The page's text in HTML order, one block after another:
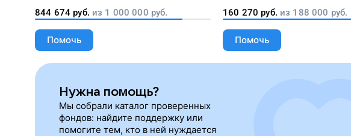
лекарства, корм и предметы первой
необходимости
844 674 руб. из 1 000 000 руб.
Помочь
160 270 руб. из 188 000 руб.
Помочь
Нужна помощь?
Мы собрали каталог проверенных
фондов: найдите поддержку или
помогите тем, кто в ней нуждается